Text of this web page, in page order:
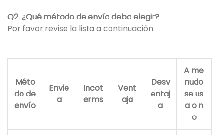
Q2. ¿Qué método de envío debo elegir?
Por favor revise la lista a continuación
Méto
do de
envío
Envie
a
Incot
erms
Vent
aja
Desv
entaj
a
A me
nudo
se us
a o n
o